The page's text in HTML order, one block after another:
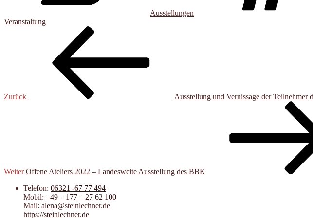
Ausstellungen
Veranstaltung
Beitragsnavigation
Zurück
Ausstellung und Vernissage der Teilnehmer
Weiter Offene Ateliers 2022 – Landesweite Ausstellung des BBK
Telefon: 06321 -67 77 494
Mobil: +49 – 177 – 27 62 100
Mail: alena@steinlechner.de
https://steinlechner.de